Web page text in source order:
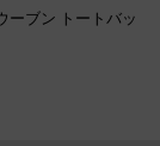
ーブン トートバッ